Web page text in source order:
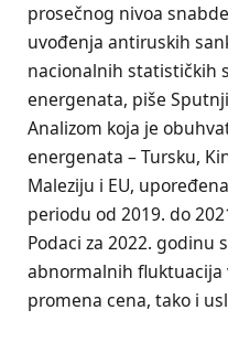
prosečnog nivoa
uvođenja antiruskih
nacionalnih statističkih
energenata, piše
Analizom koja je
energenata – Tursku,
Maleziju i EU,
periodu od 2019. do
Podaci za 2022. godinu
abnormalnih fluktuacija
promena cena, tako i